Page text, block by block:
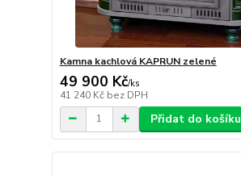
Kamna kachlová KAPRUN zelené
49 900 Kč/ks
41 240 Kč bez DPH
Přidat do košíku